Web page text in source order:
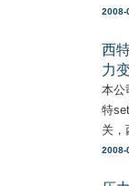
2008-
西
力
本公
特
关，
2008-